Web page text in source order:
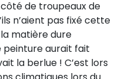
de troupeaux de
n’aient pas fixé cette
matière dure
peinture aurait fait
la berlue ! C’est lors